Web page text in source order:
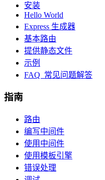
安装
Hello World
Express 生成器
基本路由
提供静态文件
示例
FAQ 常见问题解答
指南
路由
编写中间件
使用中间件
使用模板引擎
错误处理